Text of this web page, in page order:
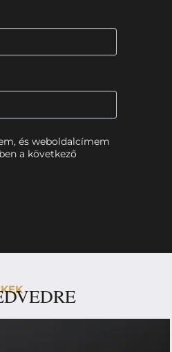
és weboldalcímem
a következő